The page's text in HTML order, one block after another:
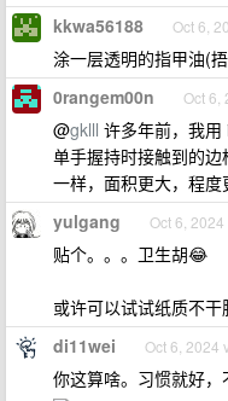
kkwa56188 Oct 6,
涂一层透明的指甲油(
0rangem00n Oct 6,
@gklll 许多年前，我用
单手握持时接触到的
一样，面积更大，程度
yulgang Oct 6, 2024
贴个。。。卫生胡😂
或许可以试试纸质不干
di11wei Oct 6, 2024
你这算啥。习惯就好，